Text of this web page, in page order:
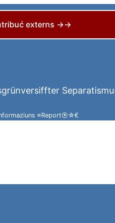
externs →→
≡Report⦿☆€